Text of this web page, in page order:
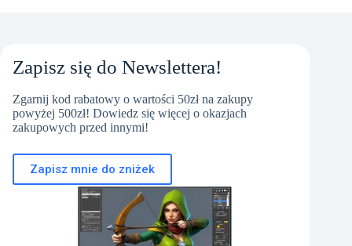
Zapisz się do Newslettera!
Zgarnij kod rabatowy o wartości 50zł na zakupy
powyżej 500zł! Dowiedz się więcej o okazjach
zakupowych przed innymi!
Zapisz mnie do zniżek